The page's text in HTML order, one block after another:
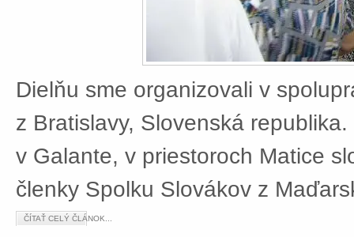
Dielňu sme organizovali v
z Bratislavy, Slovenská
v Galante, v priestoroch Matice
členky Spolku Slovákov z
ČÍTAŤ CELÝ ČLÁNOK...